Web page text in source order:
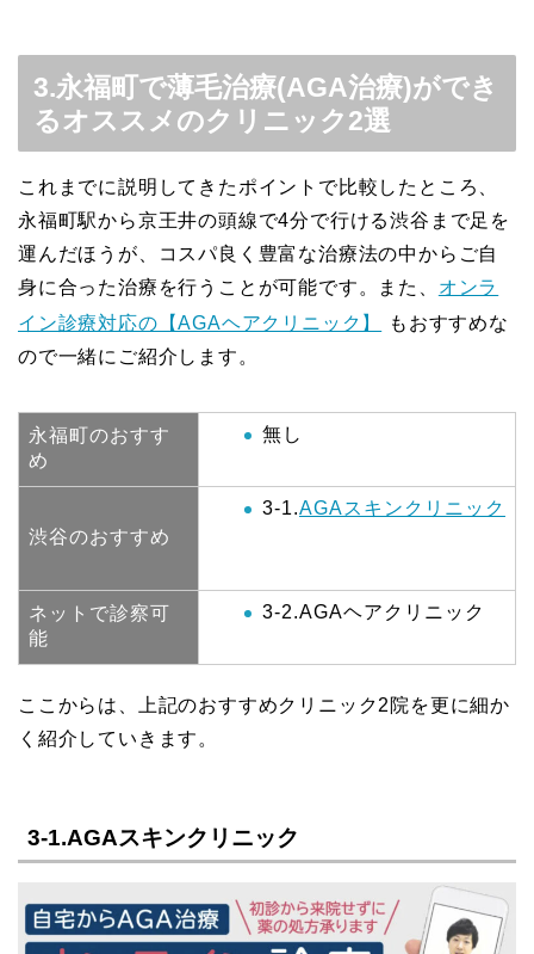
3.永福町で薄毛治療(AGA治療)ができ
るオススメのクリニック2選
これまでに説明してきたポイントで比較したところ、
永福町駅から京王井の頭線で4分で行ける渋谷まで足を
運んだほうが、コスパ良く豊富な治療法の中からご自
身に合った治療を行うことが可能です。また、 オンラ
イン診療対応の【AGAヘアクリニック】
もおすすめな
ので一緒にご紹介します。
永福町のおすす
め
無し
渋谷のおすすめ
3-1.AGAスキンクリニック
ネットで診察可
能
3-2.AGAヘアクリニック
ここからは、上記のおすすめクリニック2院を更に細か
く紹介していきます。
3-1.AGAスキンクリニック